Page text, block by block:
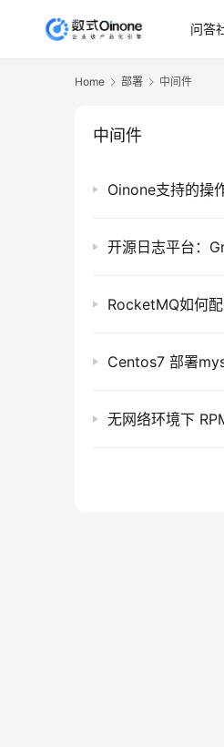
问答
Home 部署 中间件
中间件
Oinone支持的操
开源日志平台：
RocketMQ如何
Centos7 部署
无网络环境下